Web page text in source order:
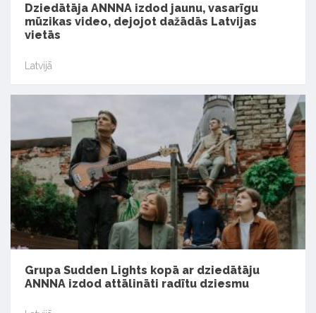
Dziedātāja ANNNA izdod jaunu, vasarīgu
mūzikas video, dejojot dažādās Latvijas
vietās
Latvijā
Grupa Sudden Lights kopā ar dziedātāju
ANNNA izdod attālināti radītu dziesmu